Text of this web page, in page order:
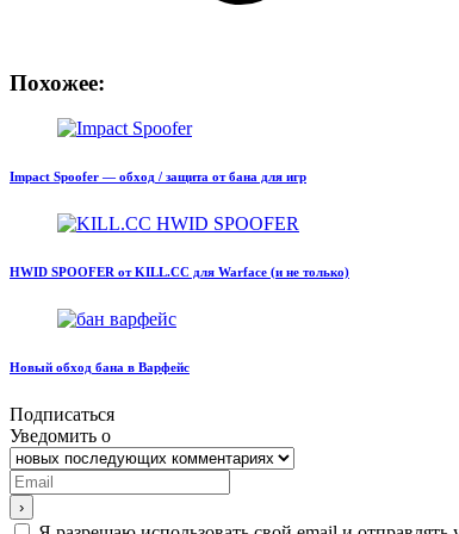
Похожее:
Impact Spoofer — обход / защита от бана для игр
HWID SPOOFER от KILL.CC для Warface (и не только)
Новый обход бана в Варфейс
Подписаться
Уведомить о